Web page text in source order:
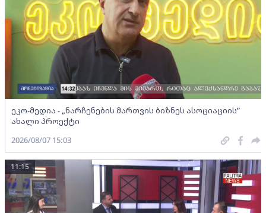
ეკო-მედია - „ნარჩენების მართვის ბიზნეს ასოციაციის”
ახალი პროექტი
2026/08/07 15:03
11:15